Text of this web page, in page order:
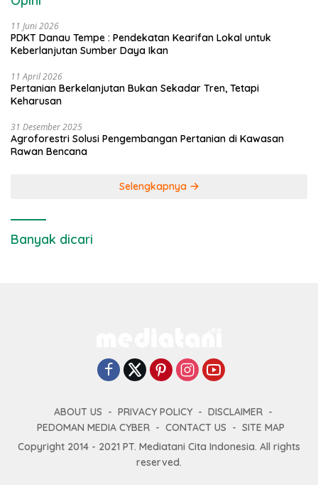
11 Juni 2026
PDKT Danau Tempe : Pendekatan Kearifan Lokal untuk
Keberlanjutan Sumber Daya Ikan
11 April 2026
Pertanian Berkelanjutan Bukan Sekadar Tren, Tetapi
Keharusan
31 Desember 2025
Agroforestri Solusi Pengembangan Pertanian di Kawasan
Rawan Bencana
Selengkapnya
Banyak dicari
ABOUT US PRIVACY POLICY
DISCLAIMER
PEDOMAN MEDIA CYBER
CONTACT US
SITE MAP
Copyright 2014 - 2021 PT. Mediatani Cita Indonesia. All rights
reserved.